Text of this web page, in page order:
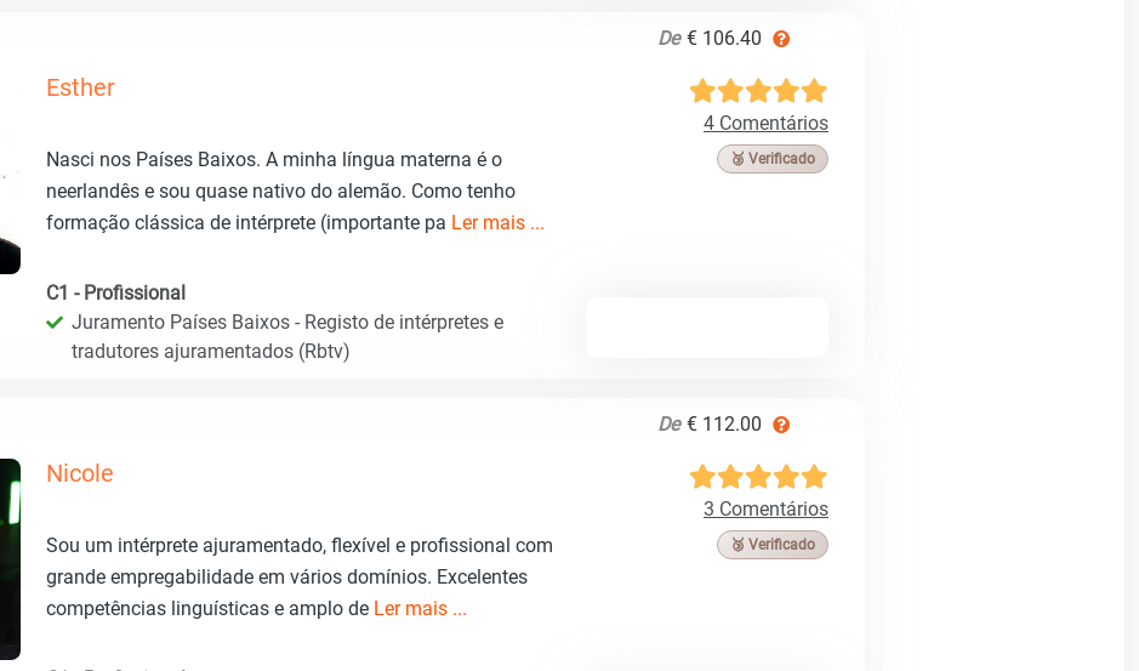
De € 106.40
Esther
4 Comentários
🥉 Verificado
Nasci nos Países Baixos. A minha língua materna é o
neerlandês e sou quase nativo do alemão. Como tenho
formação clássica de intérprete (importante pa Ler mais ...
C1 - Profissional
Juramento Países Baixos - Registo de intérpretes e
tradutores ajuramentados (Rbtv)
De € 112.00
Nicole
3 Comentários
🥉 Verificado
Sou um intérprete ajuramentado, flexível e profissional com
grande empregabilidade em vários domínios. Excelentes
competências linguísticas e amplo de Ler mais ...